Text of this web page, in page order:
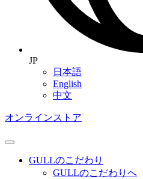
JP
日本語
English
中文
オンラインストア
GULLのこだわり
GULLのこだわりへ